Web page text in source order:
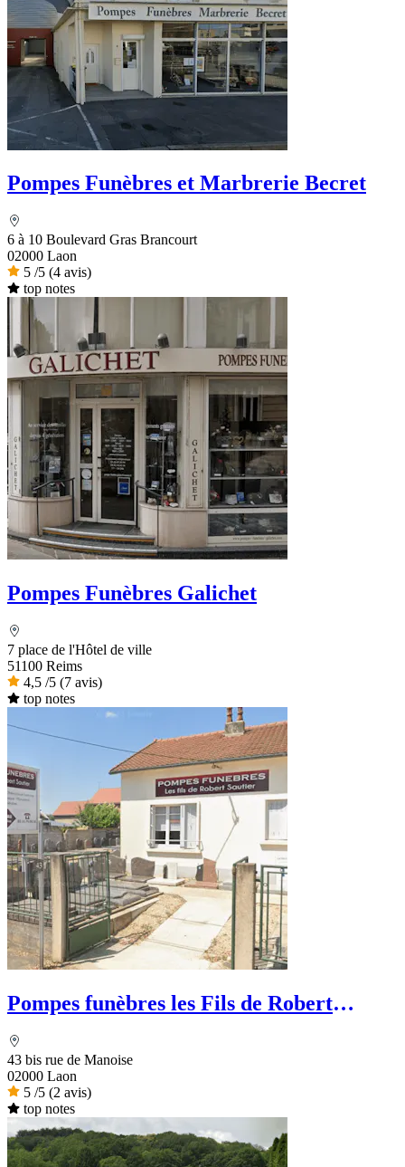
Pompes Funèbres et Marbrerie Becret
6 à 10 Boulevard Gras Brancourt
02000 Laon
5 /5 (4 avis)
top notes
Pompes Funèbres Galichet
7 place de l'Hôtel de ville
51100 Reims
4,5 /5 (7 avis)
top notes
Pompes funèbres les Fils de Robert
43 bis rue de Manoise
02000 Laon
5 /5 (2 avis)
top notes